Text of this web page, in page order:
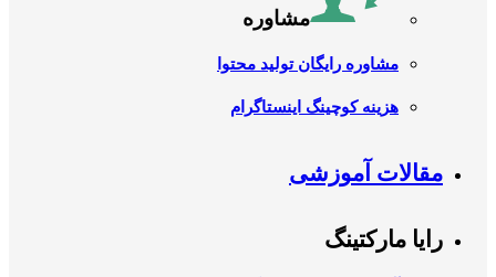
مشاوره
مشاوره رایگان تولید محتوا
هزینه کوچینگ اینستاگرام
مقالات آموزشی
رایا مارکتینگ